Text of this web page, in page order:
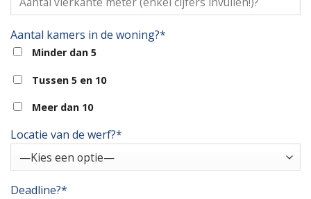
Aantal kamers in de woning?*
Minder dan 5
Tussen 5 en 10
Meer dan 10
Locatie van de werf?*
Deadline?*